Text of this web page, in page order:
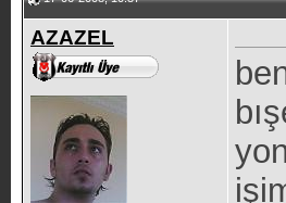
AZAZEL